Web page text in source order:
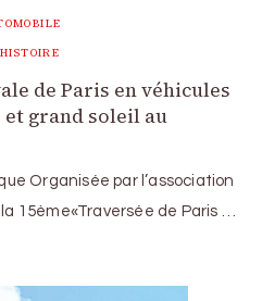
de Paris en véhicules
et grand soleil au
Organisée par l’association
15ème«Traversée de Paris …